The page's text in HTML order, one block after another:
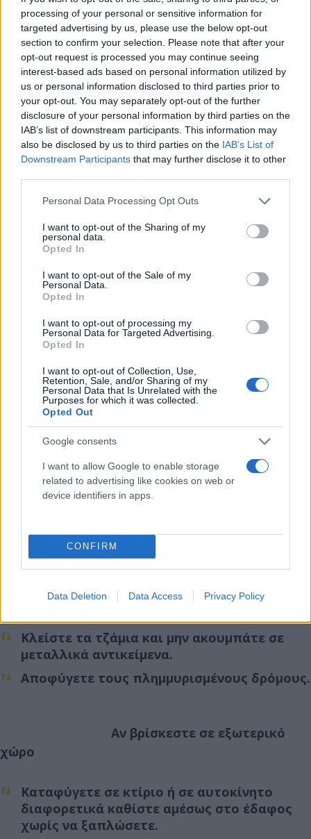
processing of your personal or sensitive information for
targeted advertising by us, please use the below opt-out
section to confirm your selection. Please note that after your
opt-out request is processed you may continue seeing
interest-based ads based on personal information utilized by
us or personal information disclosed to third parties prior to
your opt-out. You may separately opt-out of the further
disclosure of your personal information by third parties on the
IAB’s list of downstream participants. This information may
also be disclosed by us to third parties on the IAB’s List of
Downstream Participants that may further disclose it to other
Please note that this website/app uses one or more Google
not limited to your visit or usage behaviour. You may click to
grant or deny consent to Google and its third-party tags to
use your data for below specified purposes in below Google
consent section.
Personal Data Processing Opt Outs
I want to opt-out of the Sharing of my
personal data.
Opted In
I want to opt-out of the Sale of my
Personal Data.
Opted In
I want to opt-out of processing my
Personal Data for Targeted Advertising.
Opted In
I want to opt-out of Collection, Use,
Retention, Sale, and/or Sharing of my
Personal Data that Is Unrelated with the
Purposes for which it was collected.
Opted Out
Google consents
I want to allow Google to enable storage
related to advertising like cookies on web or
device identifiers in apps.
CONFIRM
Data Deletion Data Access Privacy Policy
Αν βρίσκεστε στο αυτοκίνητο
Ακινητοποιήστε το στην άκρη του δρόμου
του.
Μείνετε μέσα και ανάψτε τα
έκτακτης ανάγκης) μέχρι να κοπάσει η
Κλείστε τα τζάμια και μην ακουμπάτε σε
μεταλλικά αντικείμενα.
Αποφύγετε τους πλημμυρισμένους δρόμους.
Αν βρίσκεστε σε εξωτερικό
χώρο
Καταφύγετε σε κτίριο ή σε αυτοκίνητο
διαφορετικά καθίστε αμέσως στο έδαφος
χωρίς να ξαπλώσετε.